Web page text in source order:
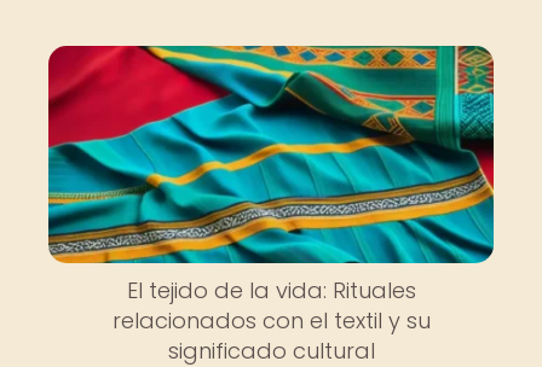
El tejido de la vida: Rituales
relacionados con el textil y su
significado cultural